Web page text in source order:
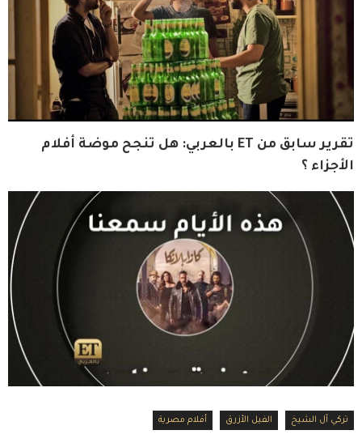
تقرير سابق من ET بالعربي: هل تنجح موضة أفلام
الأجزاء ؟
تركي آل الشيخ الفيل الأزرق أفلام مصرية